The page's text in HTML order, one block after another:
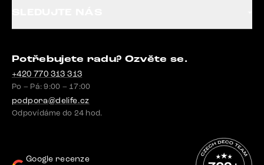
Potřebujete radu? Ozvěte se.
+420 770 313 313
Po – Pá: 9:00 – 17:00
podpora@delife.cz
Odpovídáme do 24 hod.
Google recenze